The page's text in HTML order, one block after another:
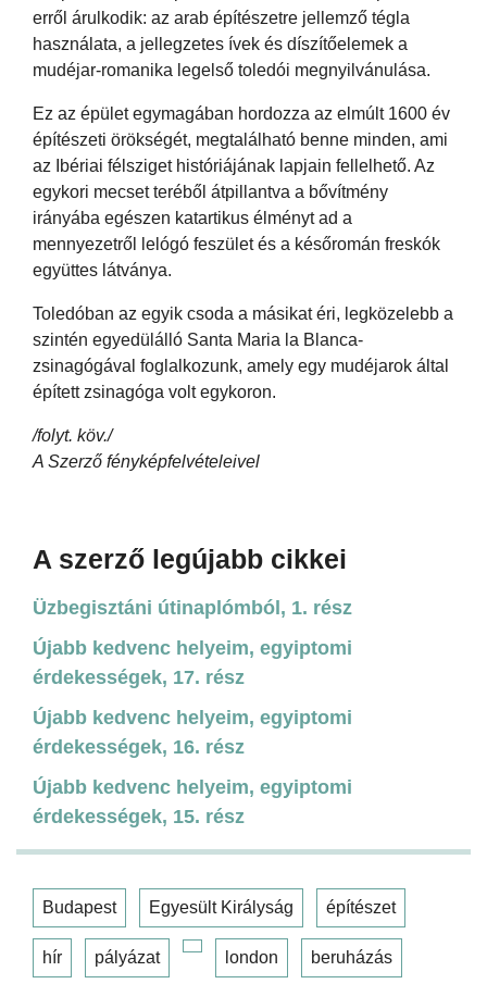
erről árulkodik: az arab építészetre jellemző tégla
használata, a jellegzetes ívek és díszítőelemek a
mudéjar-romanika legelső toledói megnyilvánulása.
Ez az épület egymagában hordozza az elmúlt 1600 év
építészeti örökségét, megtalálható benne minden, ami
az Ibériai félsziget históriájának lapjain fellelhető. Az
egykori mecset teréből átpillantva a bővítmény
irányába egészen katartikus élményt ad a
mennyezetről lelógó feszület és a későromán freskók
együttes látványa.
Toledóban az egyik csoda a másikat éri, legközelebb a
szintén egyedülálló Santa Maria la Blanca-
zsinagógával foglalkozunk, amely egy mudéjarok által
épített zsinagóga volt egykoron.
/folyt. köv./
A Szerző fényképfelvételeivel
A szerző legújabb cikkei
Üzbegisztáni útinaplómból, 1. rész
Újabb kedvenc helyeim, egyiptomi
érdekességek, 17. rész
Újabb kedvenc helyeim, egyiptomi
érdekességek, 16. rész
Újabb kedvenc helyeim, egyiptomi
érdekességek, 15. rész
Budapest Egyesült Királyság építészet
hír pályázat london beruházás